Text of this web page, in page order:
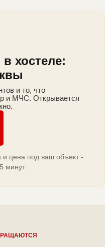
хостеле:
и то, что
и МЧС. Открывается
и цена под ваш объект -
минут.